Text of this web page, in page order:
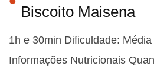
Biscoito Maisena
1h e 30min Dificuldade:
Informações Nutricionais